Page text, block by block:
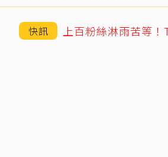
快訊 上百粉絲淋雨苦等